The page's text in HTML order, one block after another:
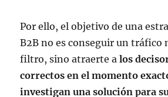
Por ello, el objetivo de una
B2B no es conseguir un tráfico
filtro, sino atraerte alos
correctos en el momento
investigan una solución para